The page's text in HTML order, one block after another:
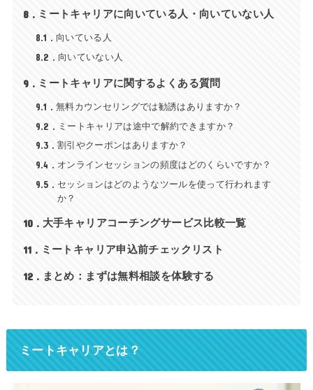
8 ミートキャリアに向いている人・向いていない人
8.1 向いている人
8.2 向いていない人
9 ミートキャリアに関するよくある質問
9.1 無料カウンセリングでは勧誘はありますか？
9.2 ミートキャリアは途中で解約できますか？
9.3 割引やクーポンはありますか？
9.4 オンラインセッションの頻度はどのくらいですか？
9.5
セッションはどのようなツールを使って行われます
か？
10 大手キャリアコーチングサービス比較一覧
11 ミートキャリア申込前チェックリスト
12 まとめ：まずは無料相談を体験する
ミートキャリアとは？